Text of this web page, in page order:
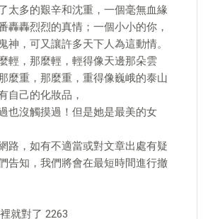
太多的艱辛和沈重，一個毫無血緣
轟轟烈烈的真情；一個小小的你，
神，可又讓許多天下人為這動情。
輕，那麼輕，輕得像天邊那朵雲
麼重，那麼重，重得像巍峨的泰山
自己的化妝品，
也沒觸摸過！但是她是最美的女
路，如有不適當或對文章出處有疑
告知，我們將會在最短時間進行撤
就對了 2263